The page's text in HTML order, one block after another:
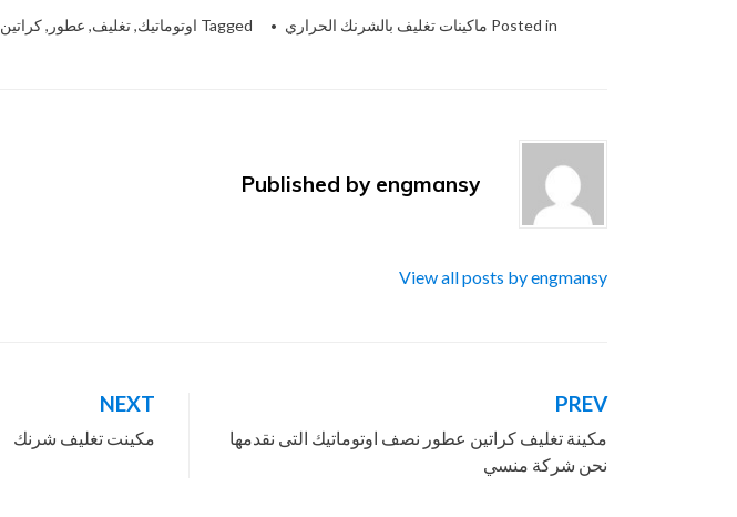
Posted in ماكينات تغليف بالشرنك الحراري Tagged اوتوماتيك,تغليف, عطور ,كراتين
Published by engmansy
View all posts by engmansy
تصفّح
المقالات
PREV
مكينة تغليف كراتين عطور نصف اوتوماتيك التى نقدمها
نحن شركة منسي
NEXT
مكينت تغليف شرنك